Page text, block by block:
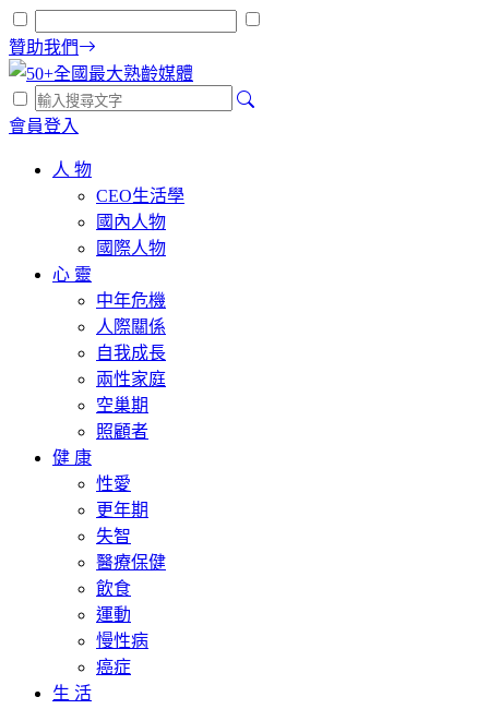
贊助我們
會員登入
人 物
CEO生活學
國內人物
國際人物
心 靈
中年危機
人際關係
自我成長
兩性家庭
空巢期
照顧者
健 康
性愛
更年期
失智
醫療保健
飲食
運動
慢性病
癌症
生 活